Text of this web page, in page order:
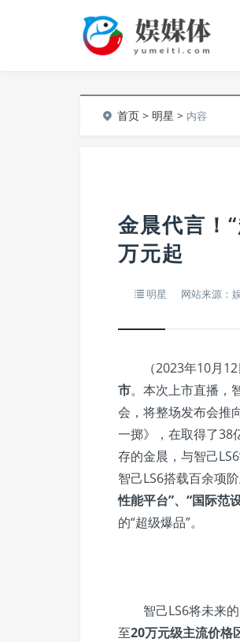
首页 > 明星 > 内容
金晨代言！
万元起
明星 网站来源：
（2023年10月12
市。本次上市直播，
会，将整场发布会推
一掷》，在取得了38
存的金晨，与智己
智己LS6搭载百余项
性能平台”、“国际范
的“超级爆品”。
智己LS6将未来
至20万元级主流价格